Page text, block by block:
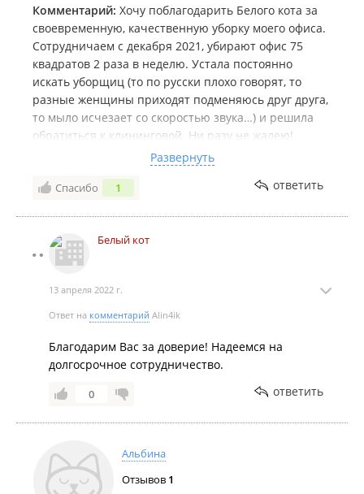
Комментарий: Хочу поблагодарить Белого кота за
своевременную, качественную уборку моего офиса.
Сотрудничаем с декабря 2021, убирают офис 75
квадратов 2 раза в неделю. Устала постоянно
искать уборщиц (то по русски плохо говорят, то
разные женщины приходят подменяюсь друг друга,
то мыло исчезает со скоростью звука…) и решила
обратиться к клининговой. Ни разу не жалею!
Всегда чисто, никаких нареканий, не надо покупать
расходники и париться с поиском персонала.
Спасибо Марине и менеджеру Кристине.
Развернуть
Спасибо 1 ответить
Белый кот
13 апреля 2022 г.
Ответ на комментарий Alin4ik
Благодарим Вас за доверие! Надеемся на
долгосрочное сотрудничество.
0 ответить
Альбина
Отзывов 1